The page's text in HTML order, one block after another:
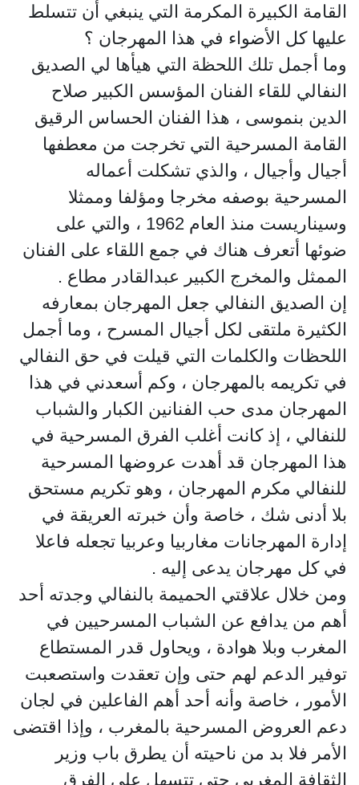
القامة الكبيرة المكرمة التي ينبغي أن تتسلط
عليها كل الأضواء في هذا المهرجان ؟
وما أجمل تلك اللحظة التي هيأها لي الصديق
النفالي للقاء الفنان المؤسس الكبير صلاح
الدين بنموسى ، هذا الفنان الحساس الرقيق
القامة المسرحية التي تخرجت من معطفها
أجيال وأجيال ، والذي تشكلت أعماله
المسرحية بوصفه مخرجا ومؤلفا وممثلا
وسيناريست منذ العام 1962 ، والتي على
ضوئها أتعرف هناك في جمع اللقاء على الفنان
الممثل والمخرج الكبير عبدالقادر مطاع .
إن الصديق النفالي جعل المهرجان بمعارفه
الكثيرة ملتقى لكل أجيال المسرح ، وما أجمل
اللحظات والكلمات التي قيلت في حق النفالي
في تكريمه بالمهرجان ، وكم أسعدني في هذا
المهرجان مدى حب الفنانين الكبار والشباب
للنفالي ، إذ كانت أغلب الفرق المسرحية في
هذا المهرجان قد أهدت عروضها المسرحية
للنفالي مكرم المهرجان ، وهو تكريم مستحق
بلا أدنى شك ، خاصة وأن خبرته العريقة في
إدارة المهرجانات مغاربيا وعربيا تجعله فاعلا
في كل مهرجان يدعى إليه .
ومن خلال علاقتي الحميمة بالنفالي وجدته أحد
أهم من يدافع عن الشباب المسرحيين في
المغرب وبلا هوادة ، ويحاول قدر المستطاع
توفير الدعم لهم حتى وإن تعقدت واستصعبت
الأمور ، خاصة وأنه أحد أهم الفاعلين في لجان
دعم العروض المسرحية بالمغرب ، وإذا اقتضى
الأمر فلا بد من ناحيته أن يطرق باب وزير
الثقافة المغربي حتى تتسهل على الفرق